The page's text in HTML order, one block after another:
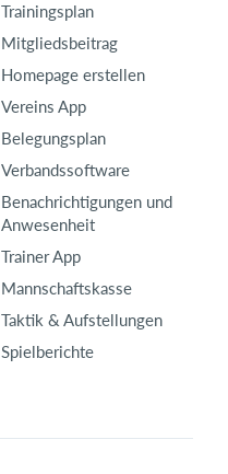
Trainingsplan
Mitgliedsbeitrag
Homepage erstellen
Vereins App
Belegungsplan
Verbandssoftware
Benachrichtigungen und
Anwesenheit
Trainer App
Mannschaftskasse
Taktik & Aufstellungen
Spielberichte